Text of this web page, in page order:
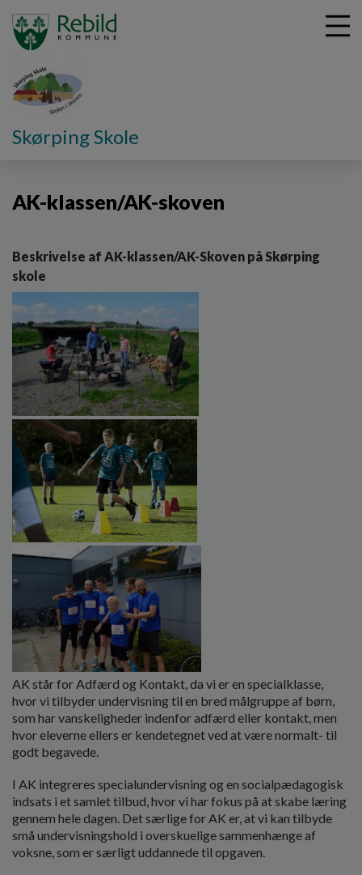
Skørping Skole
AK klassen/Skoven
AK-klassen/AK-skoven
Beskrivelse af AK-klassen/AK-Skoven på Skørping
skole
AK står for Adfærd og Kontakt, da vi er en specialklasse,
hvor vi tilbyder undervisning til en bred målgruppe af børn,
som har vanskeligheder indenfor adfærd eller kontakt, men
hvor eleverne ellers er kendetegnet ved at være normalt- til
godt begavede.
I AK integreres specialundervisning og en socialpædagogisk
indsats i et samlet tilbud, hvor vi har fokus på at skabe læring
gennem hele dagen. Det særlige for AK er, at vi kan tilbyde
små undervisningshold i overskuelige sammenhænge af
voksne, som er særligt uddannede til opgaven.